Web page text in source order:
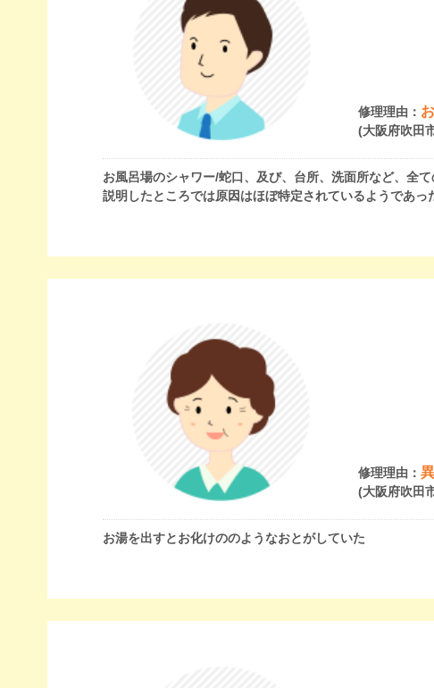
修理理由：
(大阪府吹田
お風呂場のシャワー/蛇口、及び、台所、洗面所など、全
説明したところでは原因はほぼ特定されているようであっ
修理理由：
(大阪府吹田
お湯を出すとお化けののようなおとがしていた